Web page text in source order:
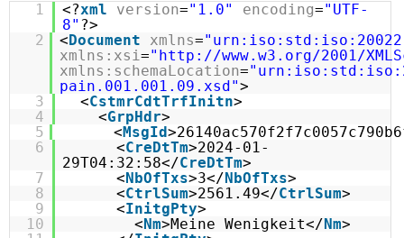
1 <?xml version="1.0" encoding="UTF-
8" ?>
2
< Document xmlns=
xmlns:xsi="http://www.w3.org/2001/
xmlns:schemaLocation=
pain.001.001.09.xsd">
3
<CstmrCdtTrfInitn>
4
<GrpHdr>
5
<MsgId
6
<CreDtTm>2024-01-
29T04:32:58</CreDtTm>
7
< NbOfTxs>3</ NbOfTxs>
8
<CtrlSum>2561.49</CtrlSum>
9
<InitgPty>
10
< Nm>Meine Wenigkeit</ Nm>